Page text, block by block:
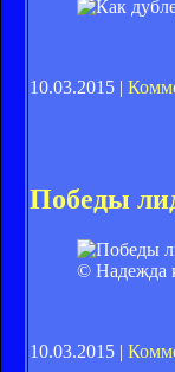
10.03.2015 |
Победы
© Надежда
10.03.2015 |